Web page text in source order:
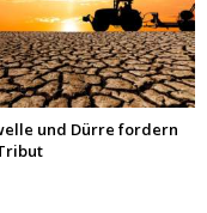
und Dürre fordern